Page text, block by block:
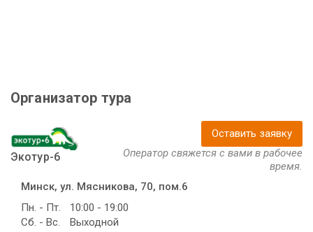
Организатор тура
Экотур-6
Оставить заявку
Оператор свяжется с вами в рабочее
время.
Минск, ул. Мясникова, 70, пом.6
Пн. - Пт.
10:00 - 19:00
Сб. - Вс.
Выходной